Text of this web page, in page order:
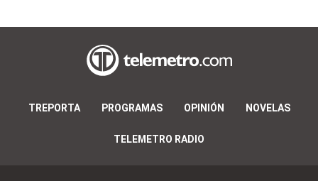
TREPORTA PROGRAMAS OPINIÓN NOVELAS
TELEMETRO RADIO